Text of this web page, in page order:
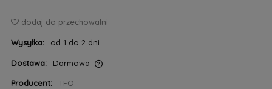
dodaj do przechowalni
Wysyłka: od 1 do 2 dni
Dostawa:
Darmowa
Producent:
TFO